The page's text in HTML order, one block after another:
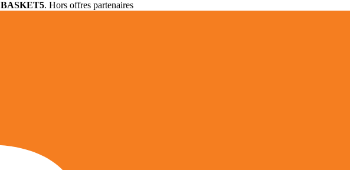
BASKET5. Hors offres partenaires